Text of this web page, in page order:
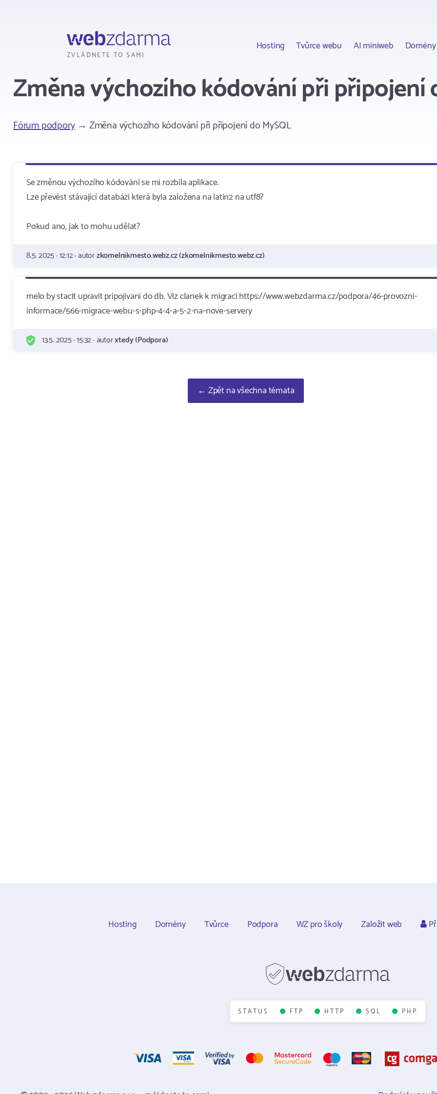
ZVLÁDNETE TO SAMI
Hosting Tvůrce webu AI miniweb Domény
Změna výchozího kódování při připojení
Fórum podpory→ Změna výchozího kódování při připojení do MySQL
Se změnou výchozího kódování se mi rozbila aplikace.
Lze převést stávající databázi která byla založena na latin2 na utf8?
Pokud ano, jak to mohu udělat?
8.5. 2025 · 12:12 · autorzkomelnikmesto.webz.cz (zkomelnikmesto.webz.cz)
melo by stacit upravit pripojivani do db. Viz clanek k migraci https://www.webzdarma.cz/podpora/46-provozni-
informace/566-migrace-webu-s-php-4-4-a-5-2-na-nove-servery
13.5. 2025 · 15:32 · autorxtedy (Podpora)
← Zpět na všechna témata
Hosting Domény Tvůrce Podpora WZ pro školy Založit web
STATUS FTP HTTP SQL PHP